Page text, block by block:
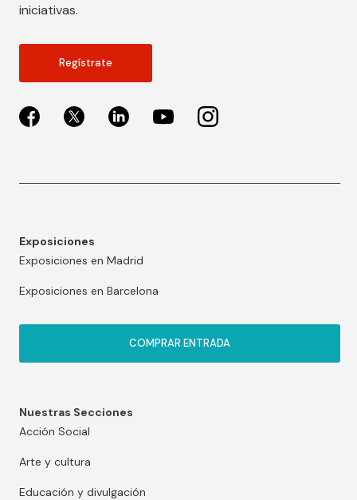
iniciativas.
Regístrate
Exposiciones
Exposiciones en Madrid
Exposiciones en Barcelona
COMPRAR ENTRADA
Nuestras Secciones
Acción Social
Arte y cultura
Educación y divulgación